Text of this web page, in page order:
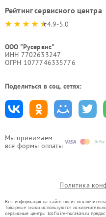
Мы принимаем
все формы оплаты
Рейтинг сервисного центра
4.9-5.0
ООО "Русервис"
ИНН 7702633247
ОГРН 1077746335776
Поделиться в соц. сетях:
Политика
Вся информация на сайте носит
Товарные знаки используются
сервисные центры tol.fixim-hurakan.ru